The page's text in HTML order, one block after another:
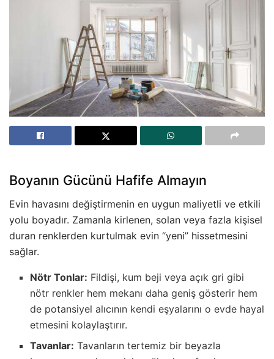
Boyanın Gücünü Hafife Almayın
Evin havasını değiştirmenin en uygun maliyetli ve etkili
yolu boyadır. Zamanla kirlenen, solan veya fazla kişisel
duran renklerden kurtulmak evin “yeni” hissetmesini
sağlar.
Nötr Tonlar: Fildişi, kum beji veya açık gri gibi
nötr renkler hem mekanı daha geniş gösterir hem
de potansiyel alıcının kendi eşyalarını o evde hayal
etmesini kolaylaştırır.
Tavanlar: Tavanların tertemiz bir beyazla